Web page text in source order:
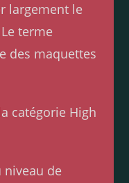
largement le
terme
des maquettes
catégorie High
niveau de